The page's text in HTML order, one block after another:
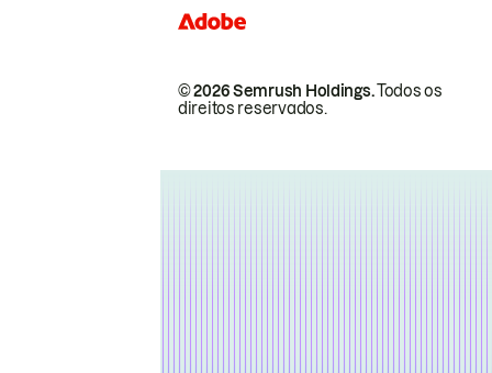
© 2026 Semrush Holdings.Todos os
direitos reservados.